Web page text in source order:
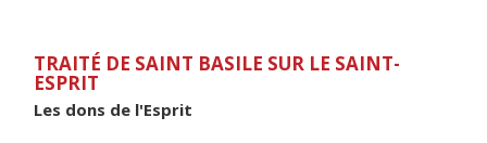
TRAITÉ DE SAINT BASILE SUR LE SAINT-
ESPRIT
Les dons de l'Esprit